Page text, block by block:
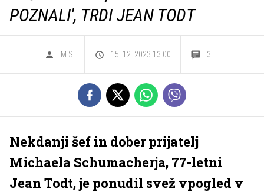
POZNALI', TRDI JEAN TODT
M.S. 15. 12. 2023 13.00 3
Nekdanji šef in dober prijatelj
Michaela Schumacherja, 77-letni
Jean Todt, je ponudil svež vpogled v